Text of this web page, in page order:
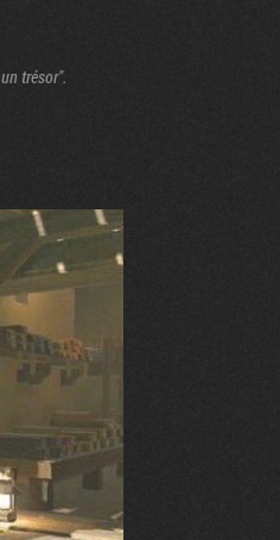
trésor".